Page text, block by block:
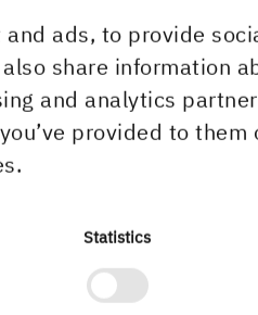
ads, to provide
share information
and analytics
provided to them
Statistics
sind die
dickere und steifere
ihren doppelt so
gut für dickere und